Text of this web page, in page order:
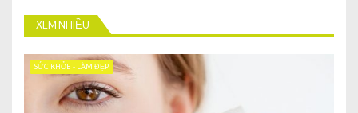
XEM NHIỀU
SỨC KHỎE - LÀM ĐẸP